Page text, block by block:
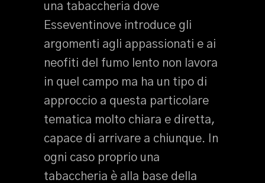
una tabaccheria dove
Esseventinove introduce gli
argomenti agli appassionati e ai
neofiti del fumo lento non lavora
in quel campo ma ha un tipo di
approccio a questa particolare
tematica molto chiara e diretta,
capace di arrivare a chiunque. In
ogni caso proprio una
tabaccheria è alla base della